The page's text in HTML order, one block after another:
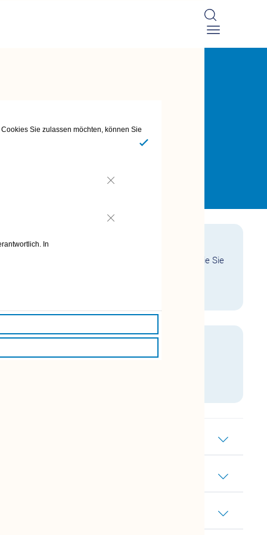
Sie zulassen möchten, können Sie
In
wie Sie schnell an Ihr
kommen und wie Sie